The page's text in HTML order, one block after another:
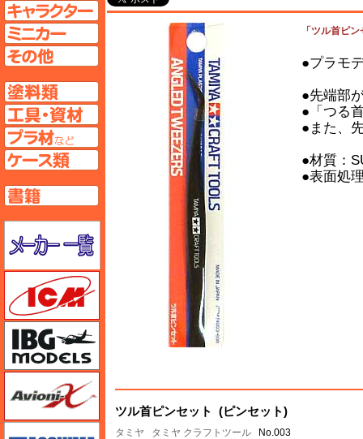
「ツル首ピ
●プラモ
●先端部
●「つる
●また、
●材質：
●表面処
ツル首ピンセット (ピンセット)
タミヤ タミヤ クラフトツール No.003
キャラクターページへ
ミニカーページへ
メーカー一覧のページはこちら
アオシマ